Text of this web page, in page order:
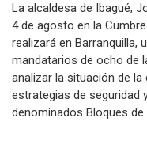
La alcaldesa de Ibagué,
4 de agosto en la
realizará en Barranquilla,
mandatarios de ocho de
analizar la situación de la
estrategias de seguridad
denominados Bloques de